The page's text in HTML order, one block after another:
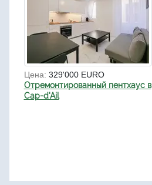
Цена: 329'000 EURO
Отремонтированный пентхаус в
Cap-d'Ail